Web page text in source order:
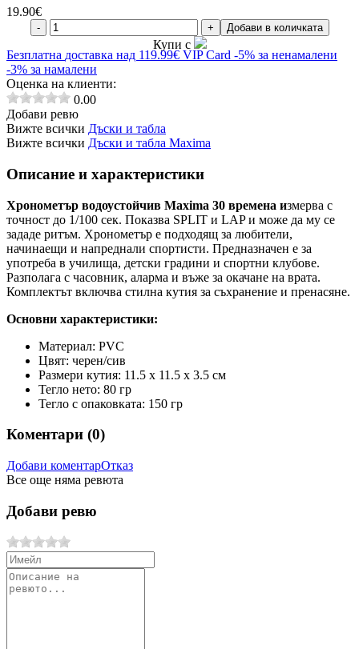
19.90€
- + Добави в количката
Купи с
Безплатна доставка над 119.99€ VIP Card -5% за ненамалени
-3% за намалени
Оценка на клиенти:
0.00
Добави ревю
Вижте всички Дъски и табла
Вижте всички Дъски и табла Maxima
Описание и характеристики
Хронометър водоустойчив Maxima 30 времена измерва с
точност до 1/100 сек. Показва SPLIT и LAP и може да му се
зададе ритъм. Хронометър е подходящ за любители,
начинаещи и напреднали спортисти. Предназначен е за
употреба в училища, детски градини и спортни клубове.
Разполага с часовник, аларма и въже за окачане на врата.
Комплектът включва стилна кутия за съхранение и пренасяне.
Основни характеристики:
Материал: PVC
Цвят: черен/сив
Размери кутия: 11.5 х 11.5 х 3.5 см
Тегло нето: 80 гр
Тегло с опаковката: 150 гр
Коментари (0)
Добави коментарОтказ
Все още няма ревюта
Добави ревю